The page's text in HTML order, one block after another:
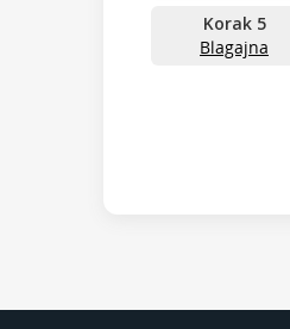
Korak 5
Blagajna